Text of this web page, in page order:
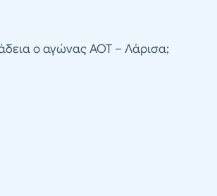
ο αγώνας ΑΟΤ – Λάρισα;